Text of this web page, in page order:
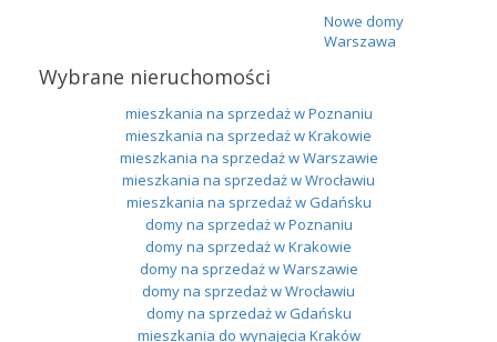
Nowe domy
Warszawa
Wybrane nieruchomości
mieszkania na sprzedaż w Poznaniu
mieszkania na sprzedaż w Krakowie
mieszkania na sprzedaż w Warszawie
mieszkania na sprzedaż w Wrocławiu
mieszkania na sprzedaż w Gdańsku
domy na sprzedaż w Poznaniu
domy na sprzedaż w Krakowie
domy na sprzedaż w Warszawie
domy na sprzedaż w Wrocławiu
domy na sprzedaż w Gdańsku
mieszkania do wynajęcia Kraków